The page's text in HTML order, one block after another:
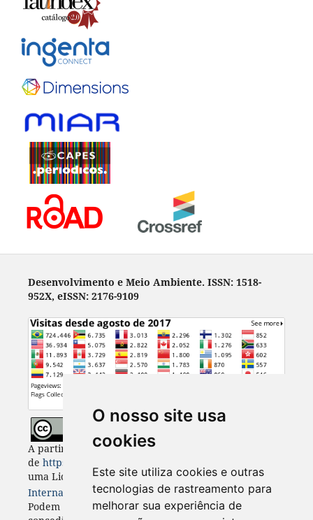
O nosso site usa
cookies
Este site utiliza cookies e outras
tecnologias de rastreamento para
melhorar sua experiência de
Desenvolvimento e Meio Ambiente. ISSN: 1518-
952X, eISSN: 2176-9109
A partir de 2023, Desenvolvimento e Meio Ambiente
de https://revistas.ufpr.br/made
uma Licença
Creative Commons - Atribuição 4.0
Internacional . CC BY 4.0
Podem estar disponíveis autorizações adicionais às